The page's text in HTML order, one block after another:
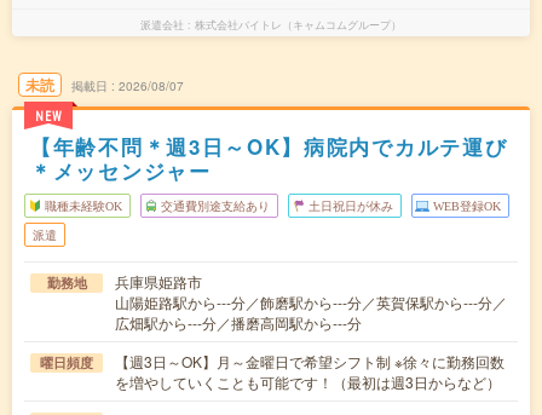
派遣会社 株式会社バイトレ（キャムコムグループ）
未読
NEW
掲載日 2026/08/07
【年齢不問＊週3日～OK】病院内でカルテ運び
＊メッセンジャー
職種未経験OK 交通費別途支給あり 土日祝日が休み WEB登録OK
派遣
勤務地
兵庫県姫路市
山陽姫路駅から---分／飾磨駅から---分／英賀保駅から---分／
広畑駅から---分／播磨高岡駅から---分
曜日頻度
【週3日～OK】月～金曜日で希望シフト制 ※徐々に勤務回数
を増やしていくことも可能です！（最初は週3日からなど）